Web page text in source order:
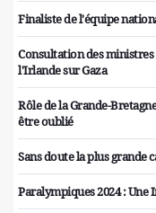
Finaliste de l'équipe
Consultation des
l'Irlande sur Gaza
Rôle de la Grande-
être oublié
Sans doute la plus grande
Paralympiques 2024 :